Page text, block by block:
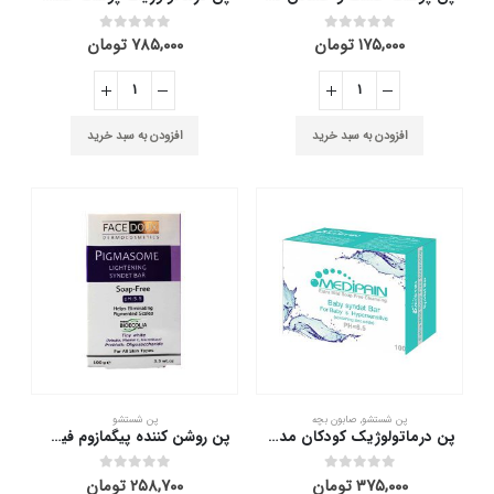
۱۷۵,۰۰۰تومان
افزودن به سبد خرید
out of 5
۷۸۵,۰۰۰تومان
افزودن به سبد خرید
پن شستشو, صابون بچه
پن درماتولوژیک کودکان مدیپن 100 گرم
out of 5
۳۷۵,۰۰۰تومان
پن شستشو
پن روشن کننده پیگمازوم فیس دوکس 100 گرم
0
out of 5
۲۵۸,۷۰۰تومان